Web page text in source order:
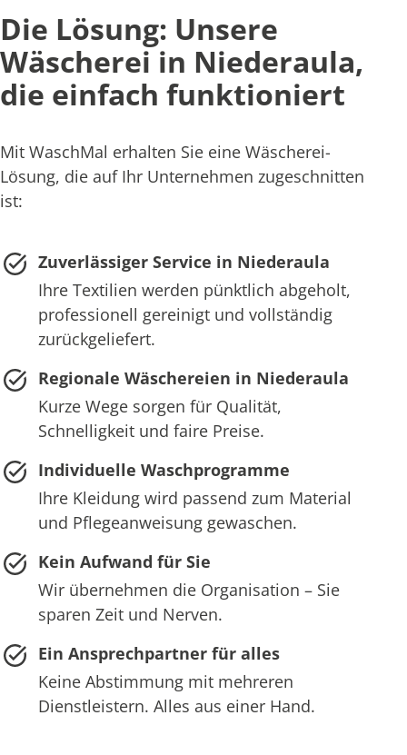
Die Lösung: Unsere
Wäscherei in Niederaula,
die einfach funktioniert
Mit WaschMal erhalten Sie eine Wäscherei-
Lösung, die auf Ihr Unternehmen zugeschnitten
ist:
Zuverlässiger Service in Niederaula
Ihre Textilien werden pünktlich abgeholt,
professionell gereinigt und vollständig
zurückgeliefert.
Regionale Wäschereien in Niederaula
Kurze Wege sorgen für Qualität,
Schnelligkeit und faire Preise.
Individuelle Waschprogramme
Ihre Kleidung wird passend zum Material
und Pflegeanweisung gewaschen.
Kein Aufwand für Sie
Wir übernehmen die Organisation – Sie
sparen Zeit und Nerven.
Ein Ansprechpartner für alles
Keine Abstimmung mit mehreren
Dienstleistern. Alles aus einer Hand.